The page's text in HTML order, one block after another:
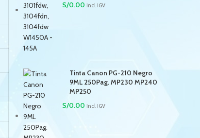
S/0.00 Incl IGV
Tinta Canon PG-210 Negro
9ML 250Pag. MP230 MP240
MP250
S/0.00 Incl IGV